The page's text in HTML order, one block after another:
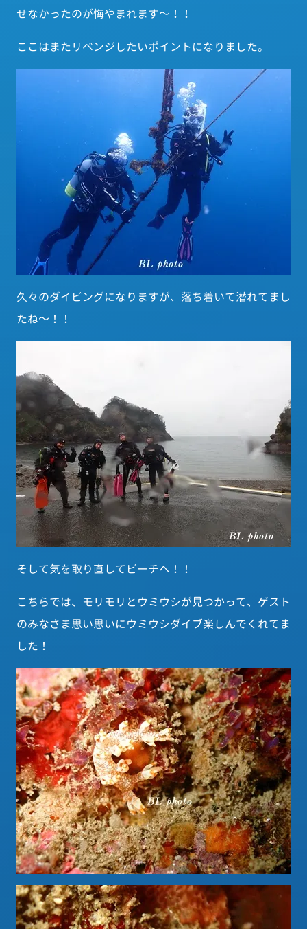
せなかったのが悔やまれます～！！
ここはまたリベンジしたいポイントになりました。
久々のダイビングになりますが、落ち着いて潜れてまし
たね～！！
そして気を取り直してビーチへ！！
こちらでは、モリモリとウミウシが見つかって、ゲスト
のみなさま思い思いにウミウシダイブ楽しんでくれてま
した！